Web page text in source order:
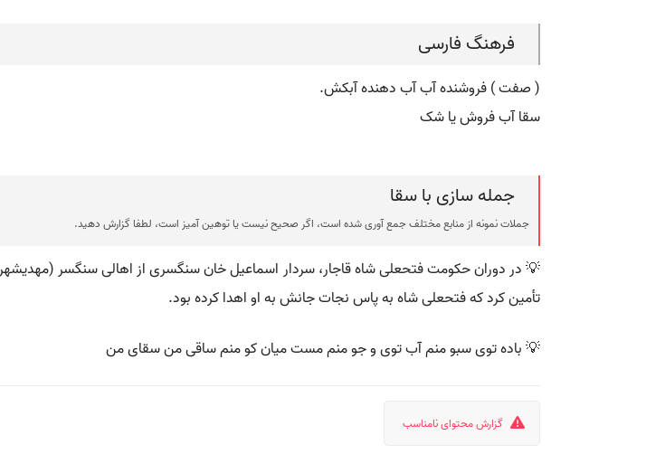
فرهنگ فارسی
( صفت ) فروشنده آب آب دهنده آبکش.
سقا آب فروش یا شک
جمله سازی با سقا
جملات نمونه از منابع مختلف جمع آوری شده است، اگر صحیح نیست یا توهین آمیز است، لطفا گزارش دهید.
💡 در دوران حکومت فتحعلی شاه قاجار، سردار اسماعیل خان سنگسری از اهالی سنگسر (مهدیشهر
تأمین کرد که فتحعلی شاه به پاس نجات جانش به او اهدا کرده بود.
💡 باده توی سبو منم آب توی و جو منم مست میان کو منم ساقی من سقای من
گزارش محتوای نامناسب